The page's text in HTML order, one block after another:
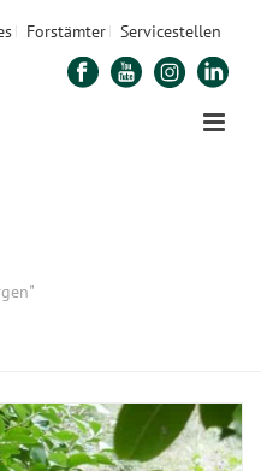
Forstämter Servicestellen